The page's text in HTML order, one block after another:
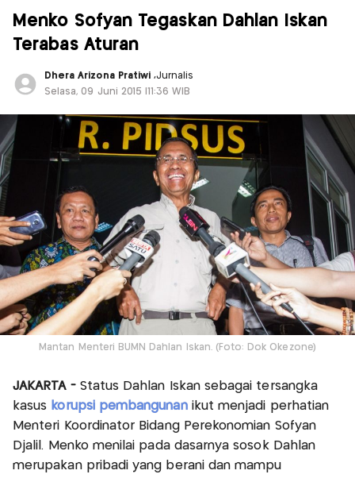
Menko Sofyan Tegaskan Dahlan Iskan
Terabas Aturan
Dhera Arizona Pratiwi,Jurnalis
Selasa, 09 Juni 2015 |11:36 WIB
Mantan Menteri BUMN Dahlan Iskan. (Foto: Dok Okezone)
JAKARTA - Status Dahlan Iskan sebagai tersangka
kasus korupsi pembangunanikut menjadi perhatian
Menteri Koordinator Bidang Perekonomian Sofyan
Djalil. Menko menilai pada dasarnya sosok Dahlan
merupakan pribadi yang berani dan mampu